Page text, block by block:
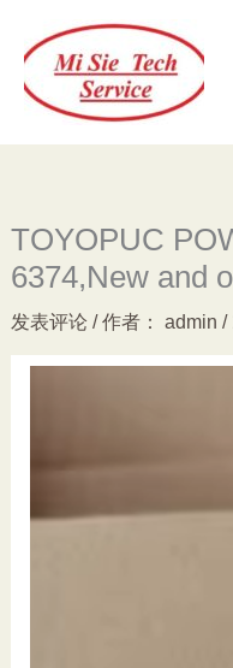
TOYOPUC
6374,New and
发表评论 / 作者： admin /